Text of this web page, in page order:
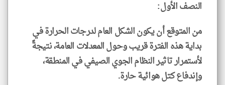
النصف الأول:
من المتوقع أن يكون الشكل العام لدرجات الحرارة في
بداية هذه الفترة قريب وحول المعدلات العامة، نتيجةً
لأستمرار تاثير النظام الجوي الصيفي في المنطقة،
وإندفاع كتل هوائية حارة.